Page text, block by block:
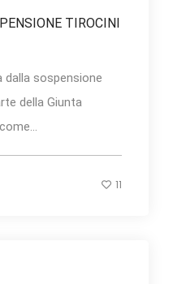
TIROCINI
dalla sospensione
della Giunta
11